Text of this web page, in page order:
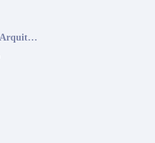
Toño Vázquez Rosales, Arquitecto